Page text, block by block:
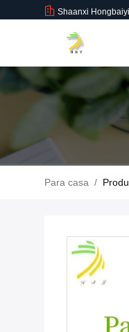
Shaanxi
Para casa /